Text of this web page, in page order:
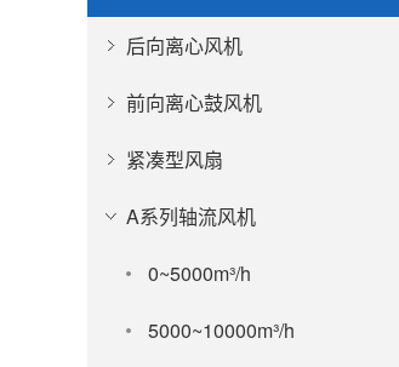
后向离心风机
前向离心鼓风机
紧凑型风扇
A系列轴流风机
0~5000m³/h
5000~10000m³/h